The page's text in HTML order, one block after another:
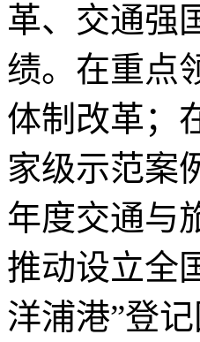
革、交通强
绩。在重点
体制改革；
家级示范案
年度交通与
推动设立全
洋浦港”登